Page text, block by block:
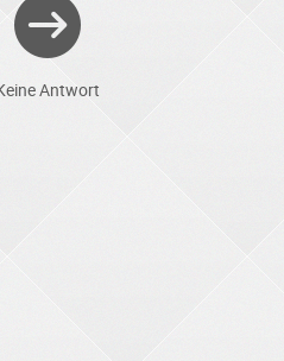
Antwort